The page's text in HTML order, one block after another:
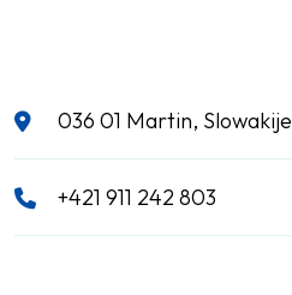
036 01 Martin, Slowakije
+421 911 242 803